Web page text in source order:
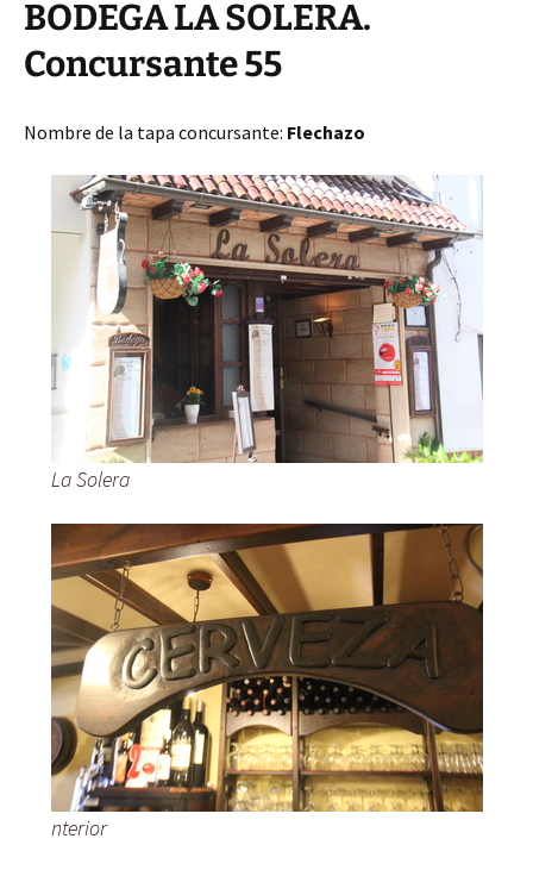
BODEGA LA SOLERA.
Concursante 55
Nombre de la tapa concursante: Flechazo
La Solera
nterior